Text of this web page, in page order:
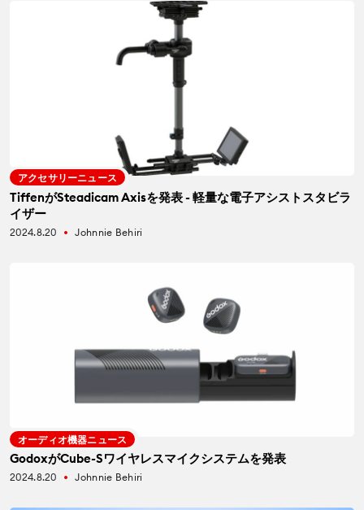
アクセサリーニュース
TiffenがSteadicam Axisを発表 - 軽量な電子アシストスタビラ
イザー
2024.8.20 fiber_manual_record Johnnie Behiri
オーディオ機器ニュース
GodoxがCube-Sワイヤレスマイクシステムを発表
2024.8.20 fiber_manual_record Johnnie Behiri